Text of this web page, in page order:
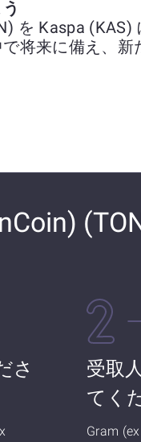
を Kaspa (KAS)
将来に備え、新
さ
受取
てく
Gram